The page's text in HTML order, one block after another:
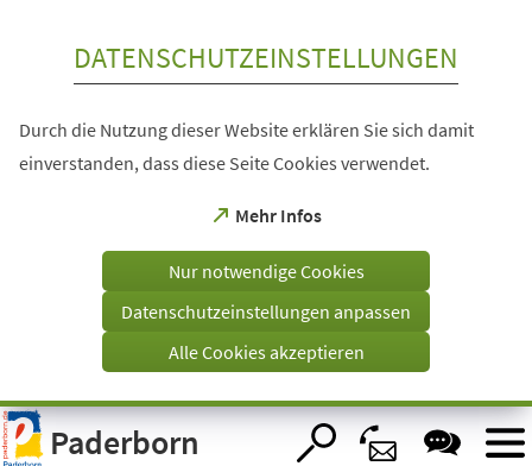
Visuelle
Assistenzsoftware
öffnen.
DATENSCHUTZEINSTELLUNGEN
Durch die Nutzung dieser Website erklären Sie sich damit
einverstanden, dass diese Seite Cookies verwendet.
Mehr Infos
(Öffnet
einem
Tab)
Nur notwendige Cookies
Datenschutzeinstellungen anpassen
Alle Cookies akzeptieren
Paderborn